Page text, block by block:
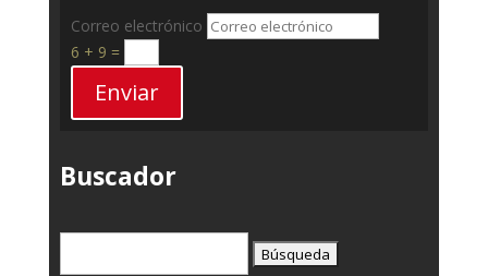
Correo electrónico
6 + 9 =
Enviar
Buscador